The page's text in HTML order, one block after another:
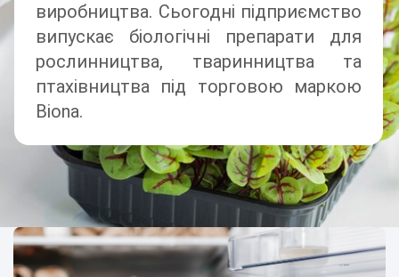
виробництва. Сьогодні підприємство
випускає біологічні препарати для
рослинництва, тваринництва та
птахівництва під торговою маркою
Biona.